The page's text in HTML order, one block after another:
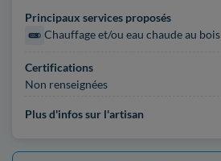
Principaux services proposés
Chauffage et/ou eau chaude au bois
Certifications
Non renseignées
Plus d'infos sur l'artisan